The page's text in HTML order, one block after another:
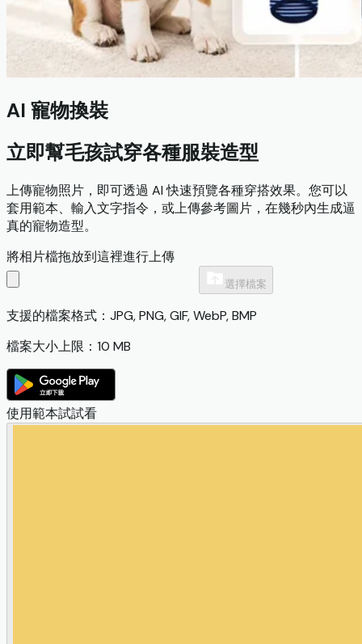
AI 寵物換裝
立即幫毛孩試穿各種服裝造型
上傳寵物照片，即可透過 AI 快速預覽各種穿搭效果。您可以
套用範本、輸入文字指令，或上傳參考圖片，在幾秒內生成逼
真的寵物造型。
將相片檔拖放到這裡進行上傳
選擇檔案
支援的檔案格式：JPG, PNG, GIF, WebP, BMP
檔案大小上限：10 MB
使用範本試試看